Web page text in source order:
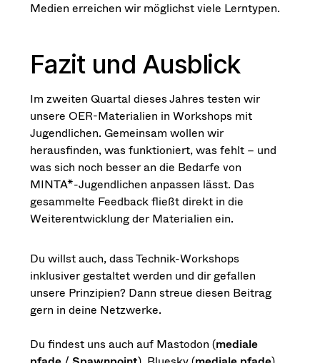
Medien erreichen wir möglichst viele Lerntypen.
Fazit und Ausblick
Im zweiten Quartal dieses Jahres testen wir
unsere OER-Materialien in Workshops mit
Jugendlichen. Gemeinsam wollen wir
herausfinden, was funktioniert, was fehlt – und
was sich noch besser an die Bedarfe von
MINTA*-Jugendlichen anpassen lässt. Das
gesammelte Feedback fließt direkt in die
Weiterentwicklung der Materialien ein.
Du willst auch, dass Technik-Workshops
inklusiver gestaltet werden und dir gefallen
unsere Prinzipien? Dann streue diesen Beitrag
gern in deine Netzwerke.
Du findest uns auch auf Mastodon (mediale